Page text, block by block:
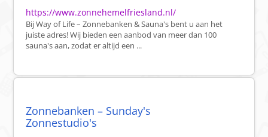
https://www.zonnehemelfriesland.nl/
Bij Way of Life – Zonnebanken & Sauna's bent u aan het
juiste adres! Wij bieden een aanbod van meer dan 100
sauna's aan, zodat er altijd een ...
Zonnebanken – Sunday's
Zonnestudio's